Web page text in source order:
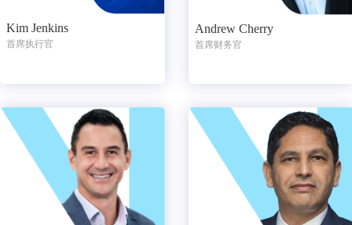
Kim Jenkins
首席执行官
Andrew Cherry
首席财务官